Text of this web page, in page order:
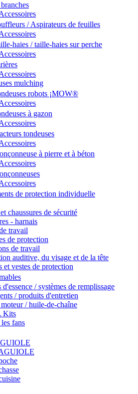
/ Aspirateurs de feuilles
haies / taille-haies sur perche
mulching
robots ¡MOW®
à gazon
tondeuses
à pierre et à béton
de protection individuelle
chaussures de sécurité
- harnais
travail
de protection
de travail
auditive, du visage et de la tête
et vestes de protection
/ systèmes de remplissage
/ produits d'entretien
/ huile-de-chaîne
Kits
fans